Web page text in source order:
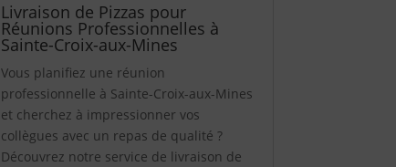
Livraison de Pizzas pour
Réunions Professionnelles à
Sainte-Croix-aux-Mines
Vous planifiez une réunion
professionnelle à Sainte-Croix-aux-Mines
et cherchez à impressionner vos
collègues avec un repas de qualité ?
Découvrez notre service de livraison de